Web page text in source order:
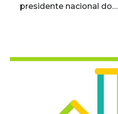
presidente nacional do…